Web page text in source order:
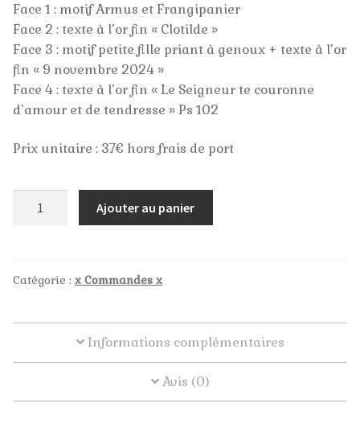
Confirmation
Profession de Foi
Pour vos Invités
Stages / ateliers
Les collections
Animations en paroisse
Face 1 : motif Armus et Frangipanier
Face 2 : texte à l’or fin « Clotilde »
Face 3 : motif petite fille priant à genoux + texte à l’or
fin « 9 novembre 2024 »
Face 4 : texte à l’or fin « Le Seigneur te couronne
d’amour et de tendresse » Ps 102
Prix unitaire : 37€ hors frais de port
-
Ajouter au panier
Catégorie : x Commandes x
Informations complémentaires
Avis (0)